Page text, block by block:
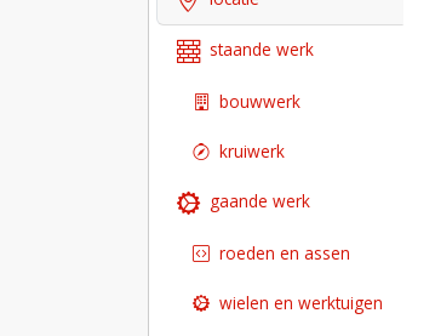
staande werk
bouwwerk
kruiwerk
gaande werk
roeden en assen
wielen en werktuigen